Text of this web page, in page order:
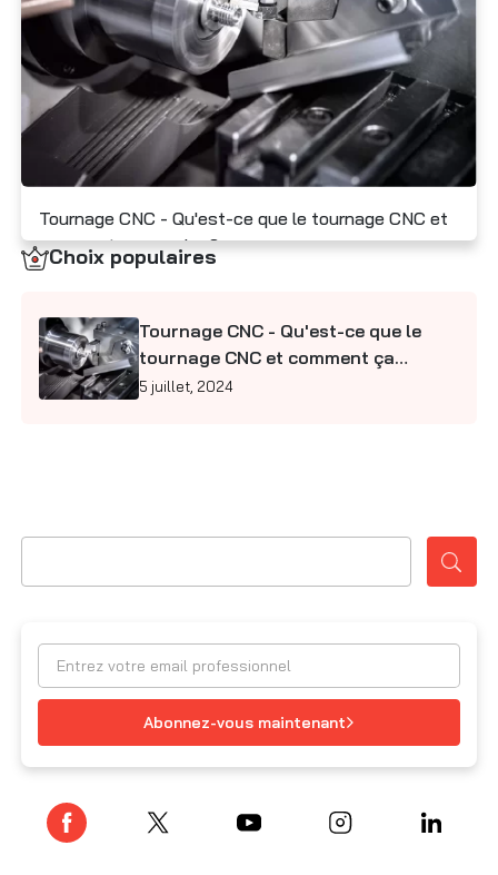
Tournage CNC - Qu'est-ce que le tournage CNC et
comment ça marche ?
5 juillet, 2024
Choix populaires
Tournage CNC - Qu'est-ce que le
tournage CNC et comment ça
marche ?
5 juillet, 2024
Abonnez-vous maintenant